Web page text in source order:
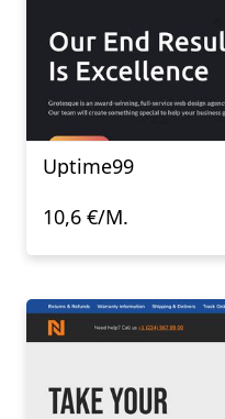
Uptime99
10,6 €/M.